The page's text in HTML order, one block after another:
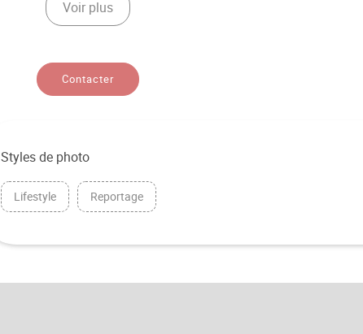
Voir plus
Contacter
Styles de photo
Lifestyle Reportage